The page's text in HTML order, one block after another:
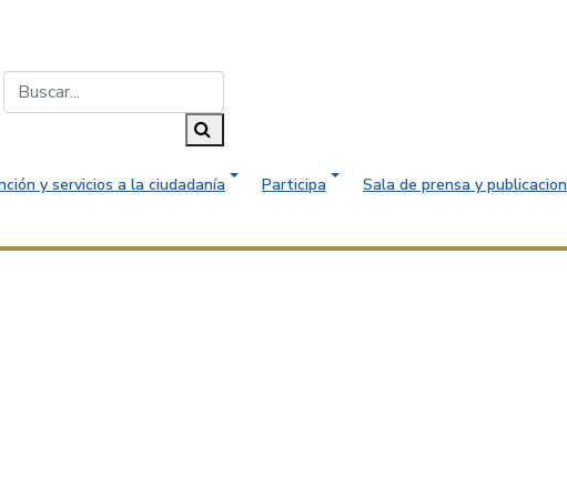
y servicios a la ciudadanía Participa Sala de prensa y